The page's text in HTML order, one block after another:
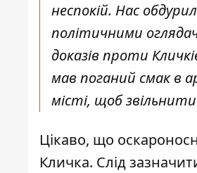
неспокій. Нас
політичними
доказів проти
мав поганий смак в
місті, щоб
Цікаво, що
Кличка. Слід